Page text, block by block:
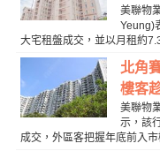
美聯物
Yeung)
大宅租盤成交，並以月租約
北角
樓客
美聯物
示，該
成交，外區客把握年底前入市